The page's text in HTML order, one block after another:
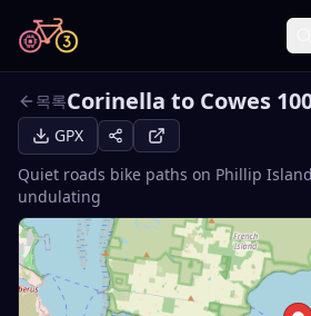
목록Corinella to Cowes
GPX
Quiet roads bike paths on Phillip
undulating